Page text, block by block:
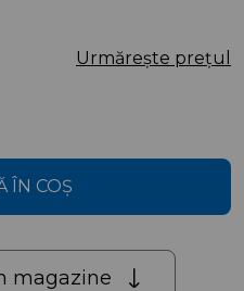
Urmărește prețul
ÎN COȘ
magazine